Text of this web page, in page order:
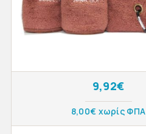
9,92€
8,00€ χωρίς ΦΠΑ